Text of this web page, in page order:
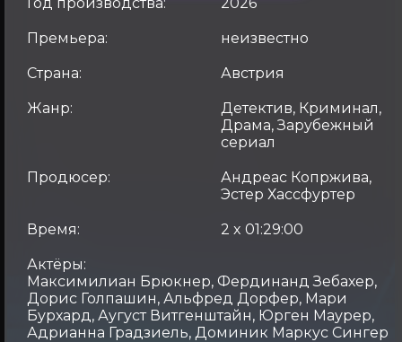
Премьера: неизвестно
Страна: Австрия
Жанр:
Детектив, Криминал,
Драма, Зарубежный
сериал
Продюсер:
Андреас Копржива,
Эстер Хассфуртер
Время: 2 x 01:29:00
Актёры:
Максимилиан Брюкнер, Фердинанд Зебахер,
Дорис Голпашин, Альфред Дорфер, Мари
Бурхард, Аугуст Витгенштайн, Юрген Маурер,
Адрианна Градзиель, Доминик Маркус Сингер